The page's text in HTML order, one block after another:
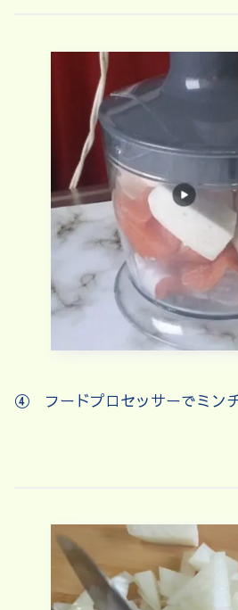
④ フードプロセッサーでミンチ